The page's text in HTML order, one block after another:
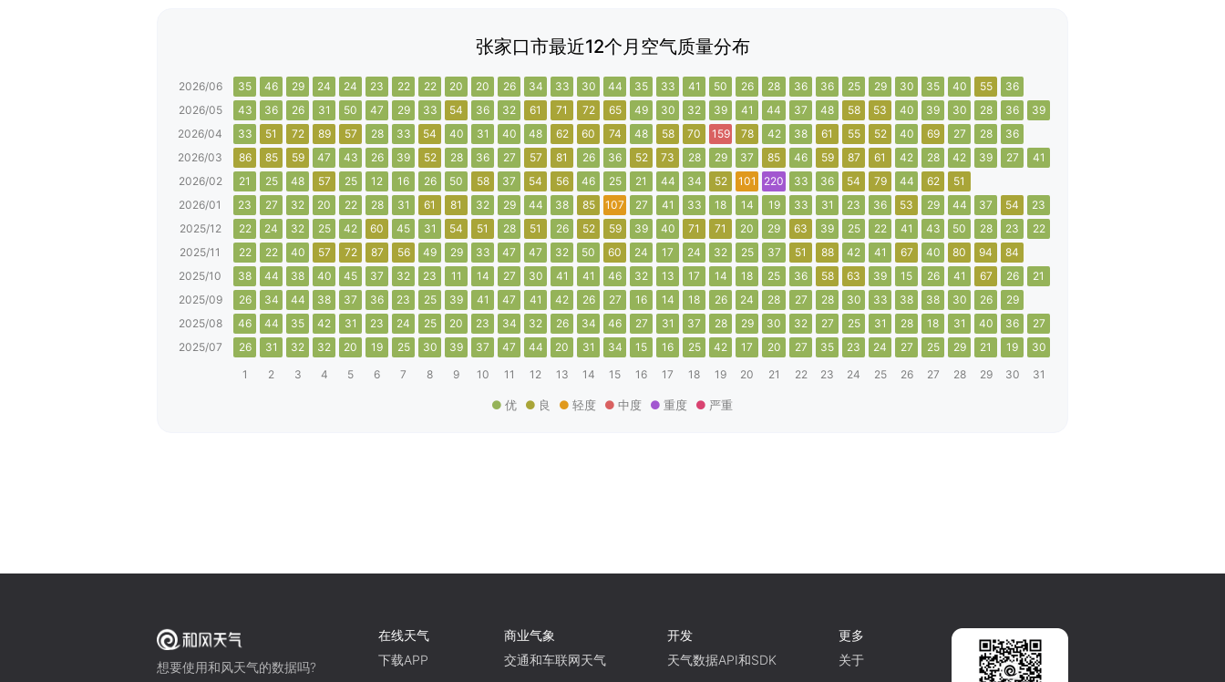
张家口市最近12个月空气质量分布
2026/06 35 46 29 24 24 23 22 22 20 20 26 34 33 30 44 35 33 41 50 26 28 36 36 25 29 30 35 40 55
36
2026/05
43 36 26 31 50 47 29 33 54 36 32 61 71 72 65 49 30 32 39 41 44 37 48 58 53 40 39 30 28 36
39
2026/04
33 51 72 89 57 28 33 54 40 31 40 48 62 60 74 48 58 70 159 78 42 38 61 55 52 40 69 27 28
36
2026/03
86 85 59 47 43 26 39 52 28 36 27 57 81 26 36 52 73 28 29 37 85 46 59 87 61 42 28 42 39 27
41
2026/02
21 25 48 57 25 12 16 26 50 58 37 54 56 46 25 21 44 34 52 101 220 33 36 54 79 44 62
51
2026/01
23 27 32 20 22 28 31 61 81 32 29 44 38 85 107 27 41 33 18 14 19 33 31 23 36 53 29 44 37 54
23
2025/12
22 24 32 25 42 60 45 31 54 51 28 51 26 52 59 39 40 71 71 20 29 63 39 25 22 41 43 50 28 23
22
2025/11
22 22 40 57 72 87 56 49 29 33 47 47 32 50 60 24 17 24 32 25 37 51 88 42 41 67 40 80 94
84
2025/10
38 44 38 40 45 37 32 23 11 14 27 30 41 41 46 32 13 17 14 18 25 36 58 63 39 15 26 41 67 26
21
2025/09
26 34 44 38 37 36 23 25 39 41 47 41 42 26 27 16 14 18 26 24 28 27 28 30 33 38 38 30 26
29
2025/08
46 44 35 42 31 23 24 25 20 23 34 32 26 34 46 27 31 37 28 29 30 32 27 25 31 28 18 31 40 36
27
2025/07
26 31 32 32 20 19 25 30 39 37 47 44 20 31 34 15 16 25 42 17 20 27 35 23 24 27 25 29 21 19
30
1
2 3 4 5 6 7 8 9 10 11 12 13 14 15 16 17 18 19 20 21 22 23 24 25 26 27 28 29 30 31
优 良 轻度 中度 重度 严重
想要使用和风天气的数据吗?
在线天气
下载APP
商业气象
交通和车联网天气
开发
天气数据API和SDK
更多
关于